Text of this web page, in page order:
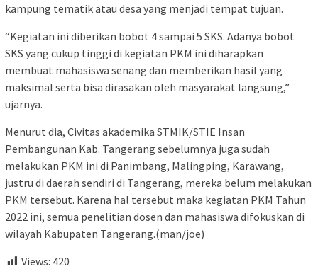
kampung tematik atau desa yang menjadi tempat tujuan.
“Kegiatan ini diberikan bobot 4 sampai 5 SKS. Adanya bobot
SKS yang cukup tinggi di kegiatan PKM ini diharapkan
membuat mahasiswa senang dan memberikan hasil yang
maksimal serta bisa dirasakan oleh masyarakat langsung,”
ujarnya.
Menurut dia, Civitas akademika STMIK/STIE Insan
Pembangunan Kab. Tangerang sebelumnya juga sudah
melakukan PKM ini di Panimbang, Malingping, Karawang,
justru di daerah sendiri di Tangerang, mereka belum melakukan
PKM tersebut. Karena hal tersebut maka kegiatan PKM Tahun
2022 ini, semua penelitian dosen dan mahasiswa difokuskan di
wilayah Kabupaten Tangerang.(man/joe)
Views: 420